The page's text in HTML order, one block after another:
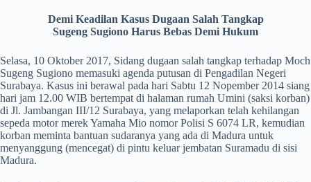
Demi Keadilan Kasus Dugaan Salah Tangkap
Sugeng Sugiono Harus Bebas Demi Hukum
Selasa, 10 Oktober 2017, Sidang dugaan salah tangkap terhadap Moch
Sugeng Sugiono memasuki agenda putusan di Pengadilan Negeri
Surabaya. Kasus ini berawal pada hari Sabtu 12 Nopember 2014 siang
hari jam 12.00 WIB bertempat di halaman rumah Umini (saksi korban)
di Jl. Jambangan III/12 Surabaya, yang melaporkan telah kehilangan
sepeda motor merek Yamaha Mio nomor Polisi S 6074 LR, kemudian
korban meminta bantuan sudaranya yang ada di Madura untuk
menyanggung (mencegat) di pintu keluar jembatan Suramadu di sisi
Madura.